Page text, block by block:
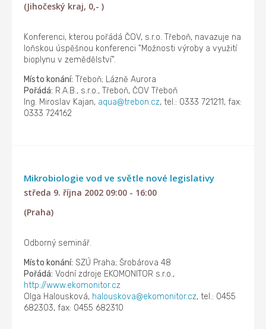
(Jihočeský kraj, 0,- )
Konferenci, kterou pořádá ČOV, s.r.o. Třeboň, navazuje na
loňskou úspěšnou konferenci "Možnosti výroby a využití
bioplynu v zemědělství".
Místo konání: Třeboň; Lázně Aurora
Pořádá: R.A.B., s.r.o., Třeboň, ČOV Třeboň
Ing. Miroslav Kajan, aqua@trebon.cz, tel.: 0333 721211, fax:
0333 724162
Mikrobiologie vod ve světle nové legislativy
středa 9. října 2002 09:00 - 16:00
(Praha)
Odborný seminář.
Místo konání: SZÚ Praha; Šrobárova 48
Pořádá: Vodní zdroje EKOMONITOR s.r.o.,
http://www.ekomonitor.cz
Olga Halousková, halouskova@ekomonitor.cz, tel.: 0455
682303, fax: 0455 682310